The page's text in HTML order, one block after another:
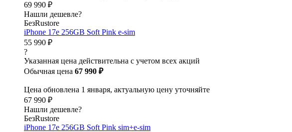
69 990 ₽
Нашли дешевле?
БезRustore
iPhone 17e 256GB Soft Pink e-sim
55 990 ₽
?
Указанная цена действительна с учетом всех акций
Обычная цена 67 990 ₽
Цена обновлена 1 января, актуальную цену уточняйте
67 990 ₽
Нашли дешевле?
БезRustore
iPhone 17e 256GB Soft Pink sim+e-sim